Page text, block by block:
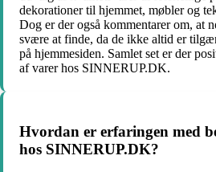
dekorationer til hjemmet, møbler og
Dog er der også kommentarer om, at
svære at finde, da de ikke altid er
på hjemmesiden. Samlet set er der
af varer hos SINNERUP.DK.
Hvordan er erfaringen med
hos SINNERUP.DK?